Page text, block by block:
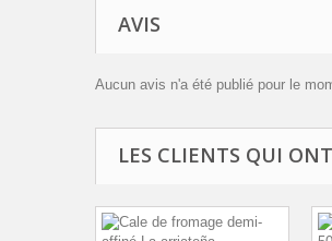
AVIS
Aucun avis n'a été publié pour le
LES CLIENTS QUI